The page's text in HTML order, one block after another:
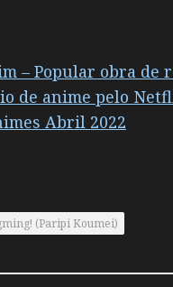
– Popular obra de
de anime pelo
Abril 2022
(Paripi Koumei)